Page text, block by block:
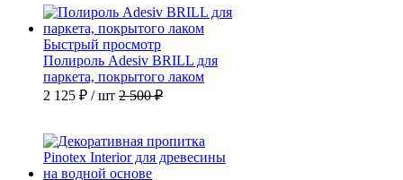
Быстрый просмотр
Полироль Adesiv BRILL для
паркета, покрытого лаком
2 125 ₽ / шт 2 500 ₽